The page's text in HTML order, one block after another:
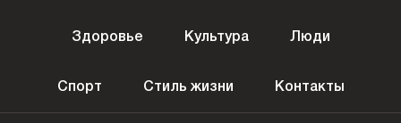
Здоровье Культура Люди
Спорт Стиль жизни Контакты